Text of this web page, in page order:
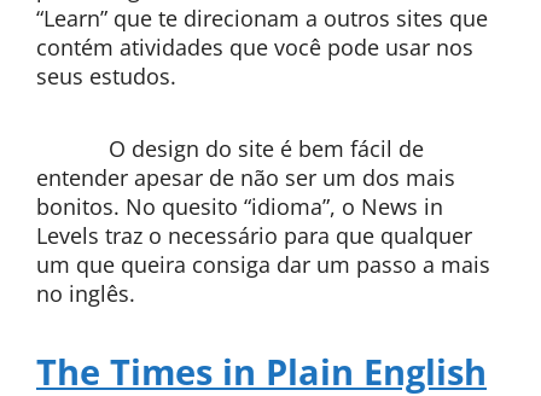
“Learn” que te direcionam a outros sites que
contém atividades que você pode usar nos
seus estudos.
O design do site é bem fácil de
entender apesar de não ser um dos mais
bonitos. No quesito “idioma”, o News in
Levels traz o necessário para que qualquer
um que queira consiga dar um passo a mais
no inglês.
The Times in Plain English